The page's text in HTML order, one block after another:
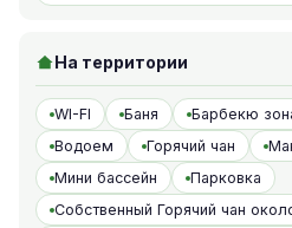
На территории
WI-FI Баня Барбекю
Водоем
Горячий чан
Мини бассейн
Парковка
Собственный Горячий чан